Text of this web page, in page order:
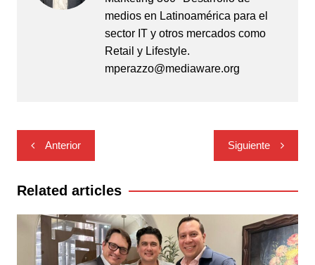
medios en Latinoamérica para el
sector IT y otros mercados como
Retail y Lifestyle.
mperazzo@mediaware.org
Navegación
de
entradas
Anterior Siguiente
Related articles